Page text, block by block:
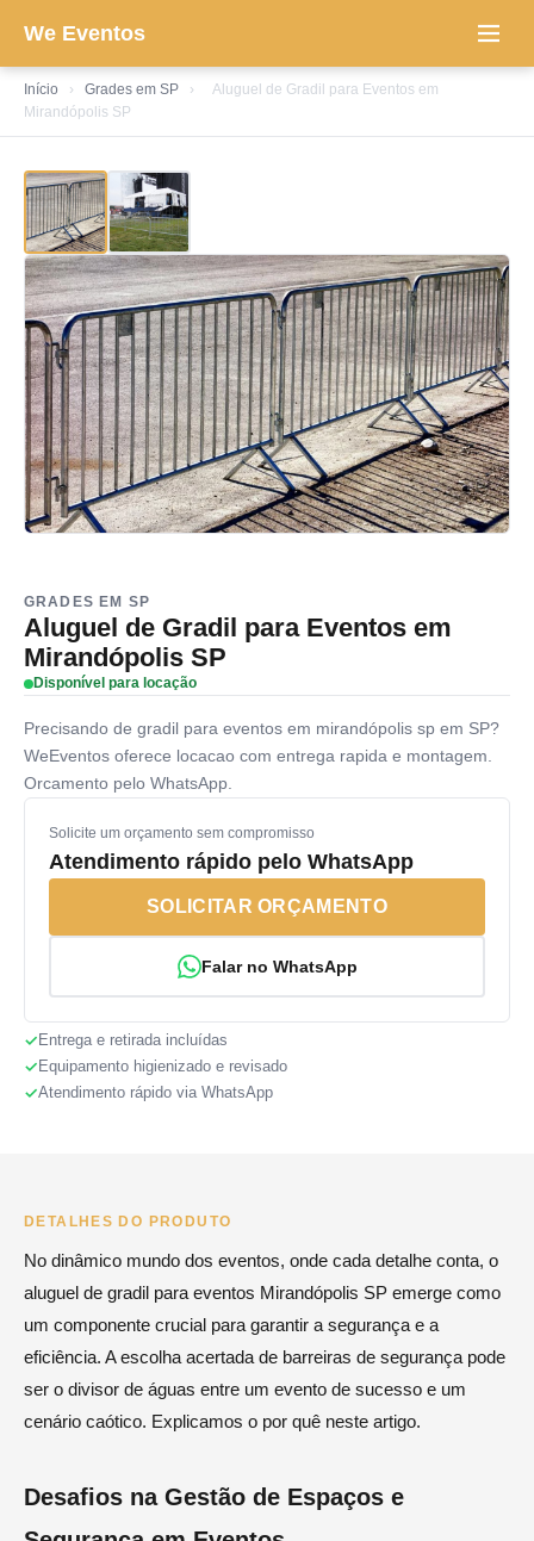
We Eventos
Início › Grades em SP ›
Aluguel de Gradil para Eventos em
Mirandópolis SP
GRADES EM SP
Aluguel de Gradil para Eventos em
Mirandópolis SP
Disponível para locação
Precisando de gradil para eventos em mirandópolis sp em SP?
WeEventos oferece locacao com entrega rapida e montagem.
Orcamento pelo WhatsApp.
Solicite um orçamento sem compromisso
Atendimento rápido pelo WhatsApp
SOLICITAR ORÇAMENTO
Falar no WhatsApp
Entrega e retirada incluídas
Equipamento higienizado e revisado
Atendimento rápido via WhatsApp
DETALHES DO PRODUTO
No dinâmico mundo dos eventos, onde cada detalhe conta, o
aluguel de gradil para eventos Mirandópolis SP emerge como
um componente crucial para garantir a segurança e a
eficiência. A escolha acertada de barreiras de segurança pode
ser o divisor de águas entre um evento de sucesso e um
cenário caótico. Explicamos o por quê neste artigo.
Desafios na Gestão de Espaços e